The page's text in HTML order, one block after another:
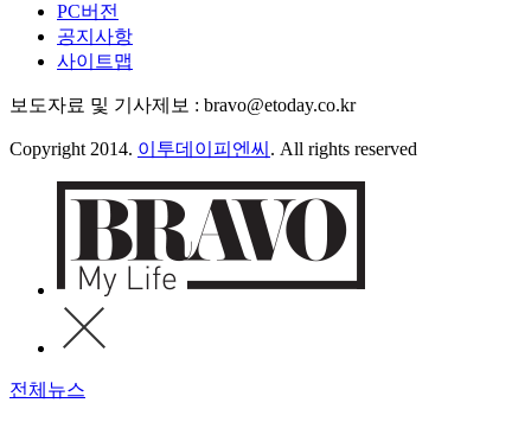
PC버전
공지사항
사이트맵
보도자료 및 기사제보 : bravo@etoday.co.kr
Copyright 2014. 이투데이피엔씨 . All rights reserved
전체뉴스